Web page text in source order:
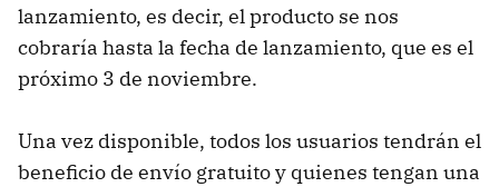
lanzamiento, es decir, el producto se nos
cobraría hasta la fecha de lanzamiento, que es el
próximo 3 de noviembre.
Una vez disponible, todos los usuarios tendrán el
beneficio de envío gratuito y quienes tengan una